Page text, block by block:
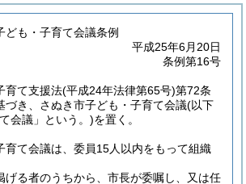
ども・子育て会議条例
平成25年6月20日
条例第16号
育て支援法(平成24年法律第65号)第72条
づき、さぬき市子ども・子育て会議(以下
会議」という。)を置く。
育て会議は、委員15人以内をもって組織
げる者のうちから、市長が委嘱し、又は任